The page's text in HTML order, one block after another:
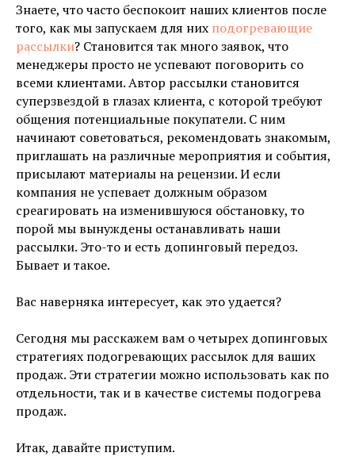
Знаете, что часто беспокоит наших клиентов после
того, как мы запускаем для них подогревающие
рассылки? Становится так много заявок, что
менеджеры просто не успевают поговорить со
всеми клиентами. Автор рассылки становится
суперзвездой в глазах клиента, с которой требуют
общения потенциальные покупатели. С ним
начинают советоваться, рекомендовать знакомым,
приглашать на различные мероприятия и события,
присылают материалы на рецензии. И если
компания не успевает должным образом
среагировать на изменившуюся обстановку, то
порой мы вынуждены останавливать наши
рассылки. Это-то и есть допинговый передоз.
Бывает и такое.
Вас наверняка интересует, как это удается?
Сегодня мы расскажем вам о четырех допинговых
стратегиях подогревающих рассылок для ваших
продаж. Эти стратегии можно использовать как по
отдельности, так и в качестве системы подогрева
продаж.
Итак, давайте приступим.